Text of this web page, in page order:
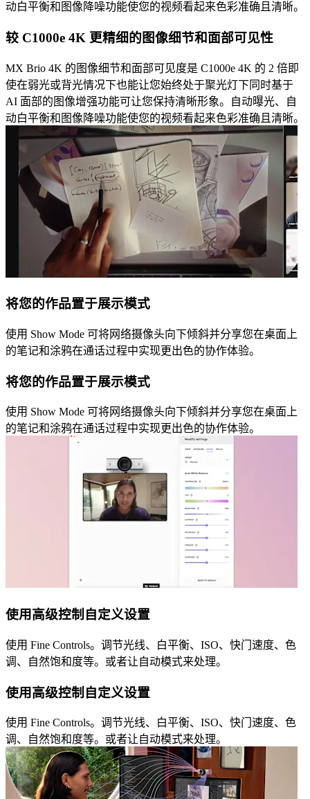
动白平衡和图像降噪功能使您的视频看起来色彩准确且清晰。
较 C1000e 4K 更精细的图像细节和面部可见性
MX Brio 4K 的图像细节和面部可见度是 C1000e 4K 的 2 倍即
使在弱光或背光情况下也能让您始终处于聚光灯下同时基于
AI 面部的图像增强功能可让您保持清晰形象。自动曝光、自
动白平衡和图像降噪功能使您的视频看起来色彩准确且清晰。
将您的作品置于展示模式
使用 Show Mode 可将网络摄像头向下倾斜并分享您在桌面上
的笔记和涂鸦在通话过程中实现更出色的协作体验。
将您的作品置于展示模式
使用 Show Mode 可将网络摄像头向下倾斜并分享您在桌面上
的笔记和涂鸦在通话过程中实现更出色的协作体验。
使用高级控制自定义设置
使用 Fine Controls。调节光线、白平衡、ISO、快门速度、色
调、自然饱和度等。或者让自动模式来处理。
使用高级控制自定义设置
使用 Fine Controls。调节光线、白平衡、ISO、快门速度、色
调、自然饱和度等。或者让自动模式来处理。